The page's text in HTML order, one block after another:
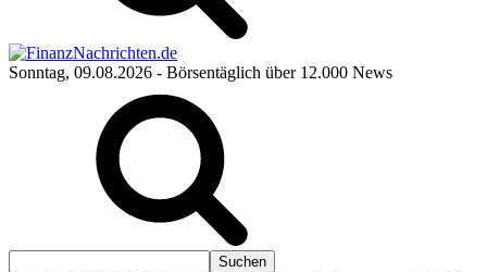
Sonntag, 09.08.2026 - Börsentäglich über 12.000 News